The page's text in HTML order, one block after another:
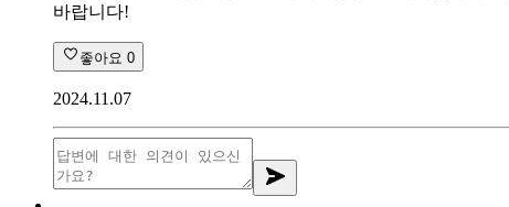
바랍니다!
좋아요 0
2024.11.07